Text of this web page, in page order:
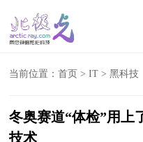
当前位置：首页 >IT >黑科技
冬奥赛道“体检”用上
技术